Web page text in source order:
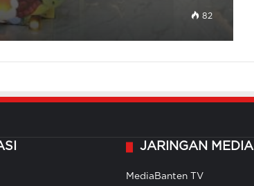
82
JARINGAN MEDIA
MediaBanten TV